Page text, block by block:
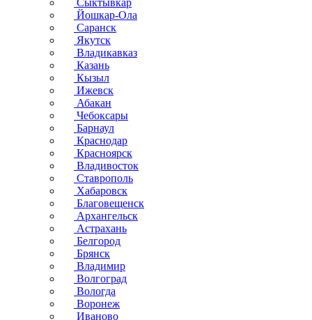
Сыктывкар
Йошкар-Ола
Саранск
Якутск
Владикавказ
Казань
Кызыл
Ижевск
Абакан
Чебоксары
Барнаул
Краснодар
Красноярск
Владивосток
Ставрополь
Хабаровск
Благовещенск
Архангельск
Астрахань
Белгород
Брянск
Владимир
Волгоград
Вологда
Воронеж
Иваново